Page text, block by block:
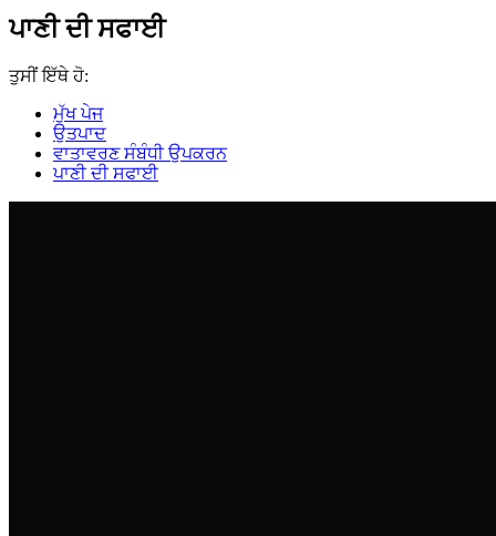
ਪਾਣੀ ਦੀ ਸਫਾਈ
ਤੁਸੀਂ ਇੱਥੇ ਹੋ:
ਮੁੱਖ ਪੇਜ
ਉਤਪਾਦ
ਵਾਤਾਵਰਣ ਸੰਬੰਧੀ ਉਪਕਰਨ
ਪਾਣੀ ਦੀ ਸਫਾਈ